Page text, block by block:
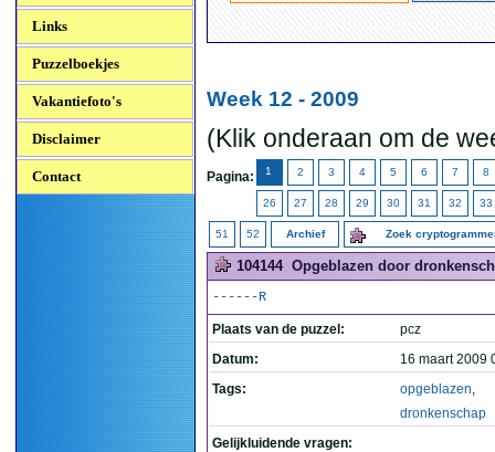
Links
Puzzelboekjes
Vakantiefoto's
Disclaimer
Contact
Week 12 - 2009
(Klik onderaan om de
Pagina: 1 2 3 4 5 6 7 8
26 27 28 29 30 31 32 33
51 52 Archief Zoek
104144 Opgeblazen door
------R
Plaats van de puzzel:
pcz
Datum:
16 maart 2009
Tags:
opgeblazen,
dronkenschap
Gelijkluidende vragen: